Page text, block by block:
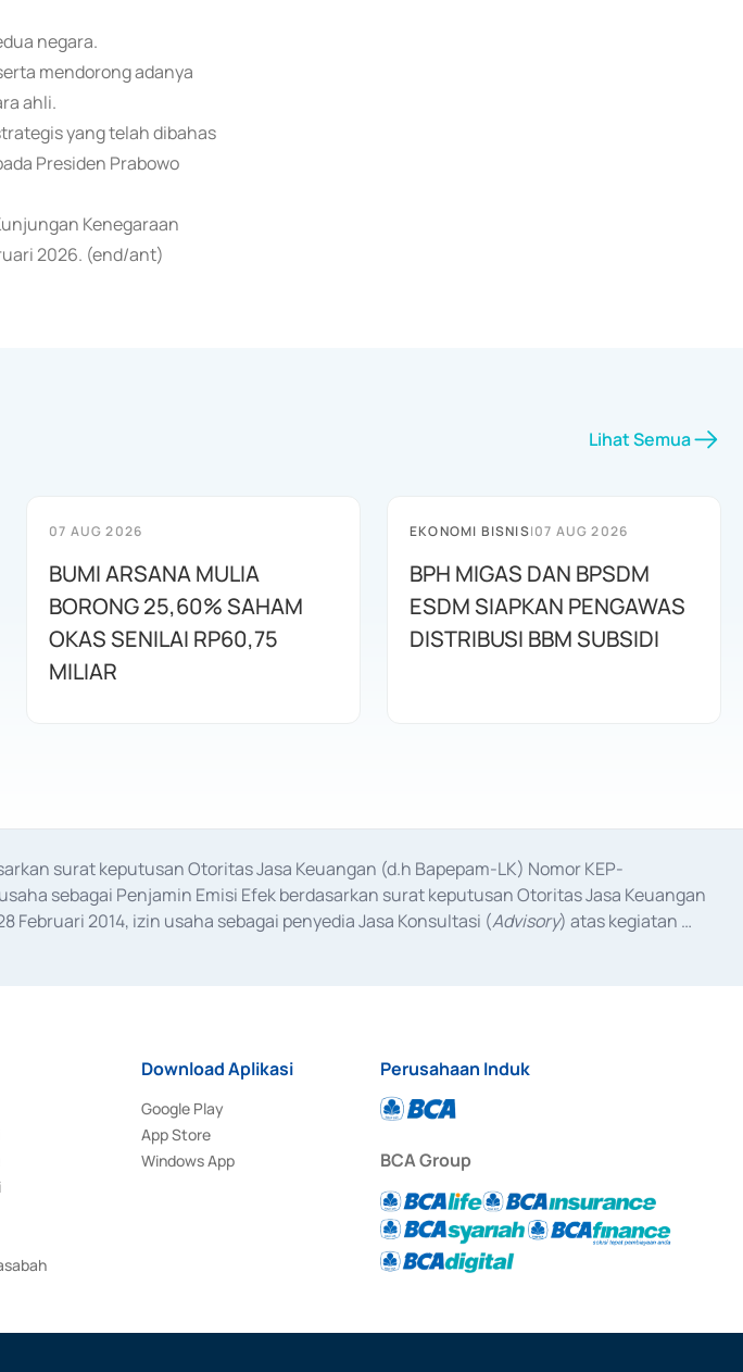
negara.
mendorong adanya
ahli.
yang telah dibahas
Presiden Prabowo
Kenegaraan
2026. (end/ant)
Lihat Semua
07 AUG 2026
BUMI ARSANA MULIA
BORONG 25,60% SAHAM
OKAS SENILAI RP60,75
MILIAR
EKONOMI BISNIS|07 AUG 2026
BPH MIGAS DAN BPSDM
ESDM SIAPKAN PENGAWAS
DISTRIBUSI BBM SUBSIDI
surat keputusan Otoritas Jasa Keuangan (d.h Bapepam-LK) Nomor KEP-
sebagai Penjamin Emisi Efek berdasarkan surat keputusan Otoritas Jasa Keuangan
Februari 2014, izin usaha sebagai penyedia Jasa Konsultasi (Advisory) atas kegiatan
Download Aplikasi
Google Play
App Store
Windows App
Perusahaan Induk
BCA Group